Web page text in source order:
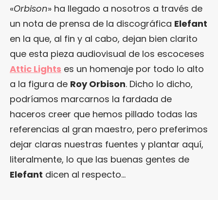
«Orbison» ha llegado a nosotros a través de
un nota de prensa de la discográfica Elefant
en la que, al fin y al cabo, dejan bien clarito
que esta pieza audiovisual de los escoceses
Attic Lights es un homenaje por todo lo alto
a la figura de Roy Orbison. Dicho lo dicho,
podríamos marcarnos la fardada de
haceros creer que hemos pillado todas las
referencias al gran maestro, pero preferimos
dejar claras nuestras fuentes y plantar aquí,
literalmente, lo que las buenas gentes de
Elefant dicen al respecto…